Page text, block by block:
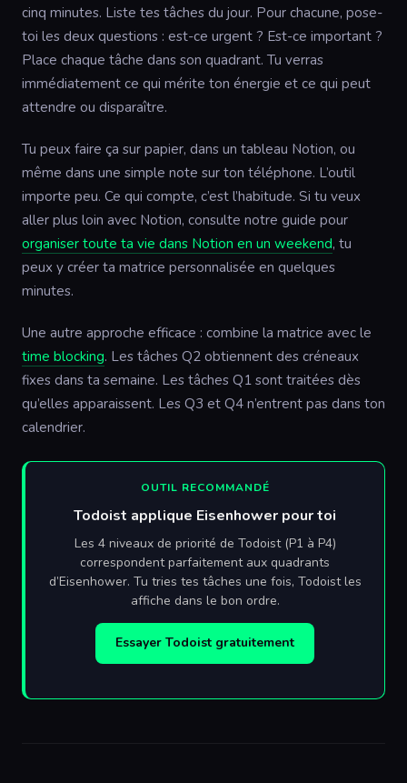
cinq minutes. Liste tes tâches du jour. Pour chacune, pose-
toi les deux questions : est-ce urgent ? Est-ce important ?
Place chaque tâche dans son quadrant. Tu verras
immédiatement ce qui mérite ton énergie et ce qui peut
attendre ou disparaître.
Tu peux faire ça sur papier, dans un tableau Notion, ou
même dans une simple note sur ton téléphone. L’outil
importe peu. Ce qui compte, c’est l’habitude. Si tu veux
aller plus loin avec Notion, consulte notre guide pour
organiser toute ta vie dans Notion en un weekend, tu
peux y créer ta matrice personnalisée en quelques
minutes.
Une autre approche efficace : combine la matrice avec le
time blocking. Les tâches Q2 obtiennent des créneaux
fixes dans ta semaine. Les tâches Q1 sont traitées dès
qu’elles apparaissent. Les Q3 et Q4 n’entrent pas dans ton
calendrier.
OUTIL RECOMMANDÉ
Todoist applique Eisenhower pour toi
Les 4 niveaux de priorité de Todoist (P1 à P4)
correspondent parfaitement aux quadrants
d’Eisenhower. Tu tries tes tâches une fois, Todoist les
affiche dans le bon ordre.
Essayer Todoist gratuitement